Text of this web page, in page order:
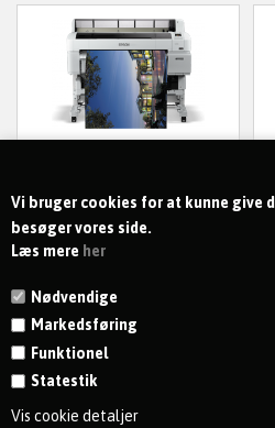
Vi bruger cookies for at kunne give
besøger vores side.
Læs mere her
Nødvendige
Markedsføring
Funktionel
Statestik
Vis cookie detaljer
TOMMER
45.550,00 DKK
ekskl. moms
KONTAKT